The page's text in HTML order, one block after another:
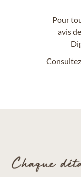
Pour
avis